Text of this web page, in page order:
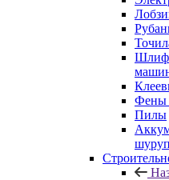
Фены
Пилы